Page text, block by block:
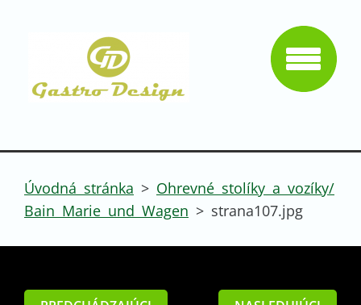
Úvodná stránka > Ohrevné stolíky a vozíky/
Bain Marie und Wagen > strana107.jpg